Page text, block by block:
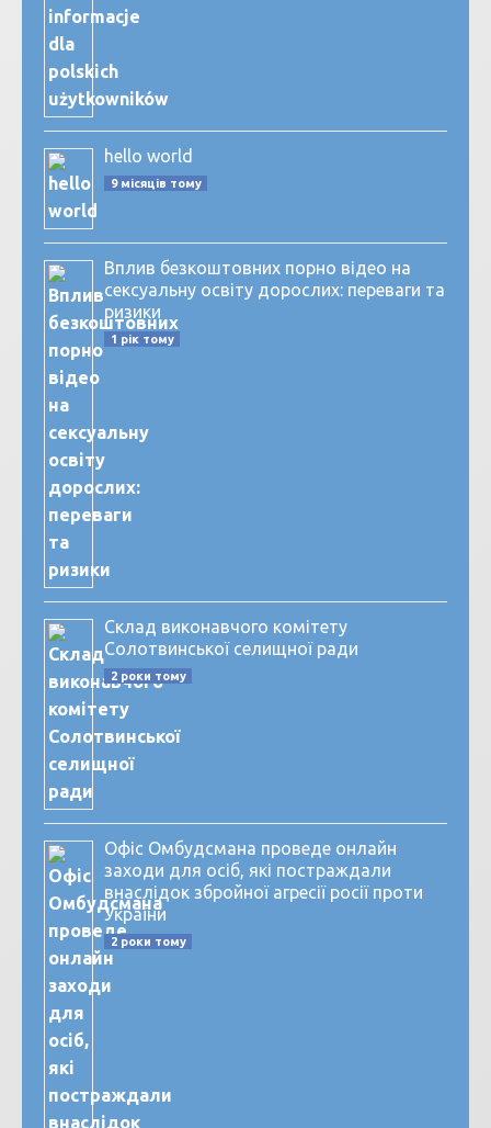
hello world
9 місяців тому
Вплив безкоштовних порно відео на
сексуальну освіту дорослих: переваги та
ризики
1 рік тому
Склад виконавчого комітету
Солотвинської селищної ради
2 роки тому
Офіс Омбудсмана проведе онлайн
заходи для осіб, які постраждали
внаслідок збройної агресії росії проти
України
2 роки тому